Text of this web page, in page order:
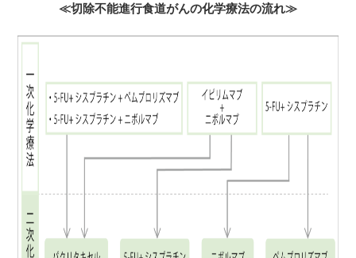
≪切除不能進行食道がんの化学療法の流れ≫